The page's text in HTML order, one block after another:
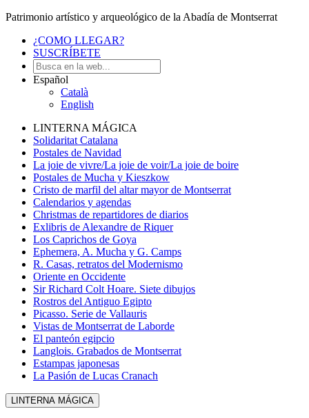
Patrimonio artístico y arqueológico de la Abadía de Montserrat
¿COMO LLEGAR?
SUSCRÍBETE
Español
Català
English
LINTERNA MÁGICA
Solidaritat Catalana
Postales de Navidad
La joie de vivre/La joie de voir/La joie de boire
Postales de Mucha y Kieszkow
Cristo de marfil del altar mayor de Montserrat
Calendarios y agendas
Christmas de repartidores de diarios
Exlibris de Alexandre de Riquer
Los Caprichos de Goya
Ephemera, A. Mucha y G. Camps
R. Casas, retratos del Modernismo
Oriente en Occidente
Sir Richard Colt Hoare. Siete dibujos
Rostros del Antiguo Egipto
Picasso. Serie de Vallauris
Vistas de Montserrat de Laborde
El panteón egipcio
Langlois. Grabados de Montserrat
Estampas japonesas
La Pasión de Lucas Cranach
LINTERNA MÁGICA